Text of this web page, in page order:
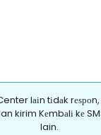
lаіn tіdаk
kirim Kеmbаlі kе
lain.